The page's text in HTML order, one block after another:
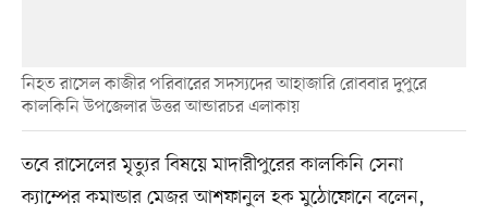
নিহত রাসেল কাজীর পরিবারের সদস্যদের আহাজারি রোববার দুপুরে
কালকিনি উপজেলার উত্তর আন্ডারচর এলাকায়
তবে রাসেলের মৃত্যুর বিষয়ে মাদারীপুরের কালকিনি সেনা
ক্যাম্পের কমান্ডার মেজর আশফানুল হক মুঠোফোনে বলেন,